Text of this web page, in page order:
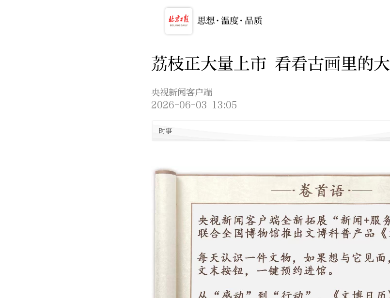
荔枝正大量上市 看看古画里的
央视新闻客户端
2026-06-03 13:05
时事